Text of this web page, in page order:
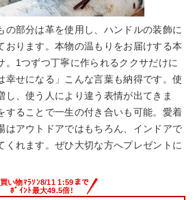
の部分は革を使用し、ハンドルの装飾に
おります。本物の温もりをお届けする本
。1つずつ丁寧に作られるククサだけに
幸せになる」こんな言葉も納得です。使
し、使う人により違う表情が出てきま
することで一生の付き合いも可能。愛着
はアウトドアではもちろん、インドアで
くれます。ぜひ大切な方へプレゼントに